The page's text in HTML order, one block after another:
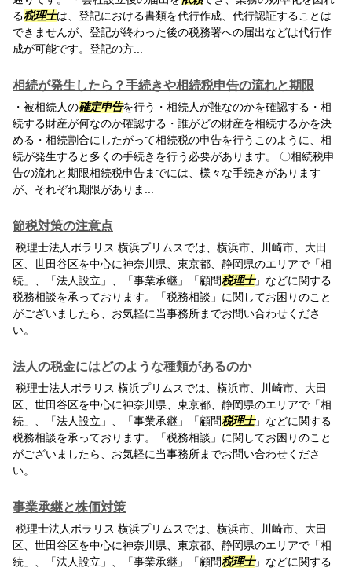
る税理士は、登記における書類を代行作成、代行認証することは
できませんが、登記が終わった後の税務署への届出などは代行作
成が可能です。登記の方...
相続が発生したら？手続きや相続税申告の流れと期限
・被相続人の確定申告を行う・相続人が誰なのかを確認する・相
続する財産が何なのか確認する・誰がどの財産を相続するかを決
める・相続割合にしたがって相続税の申告を行うこのように、相
続が発生すると多くの手続きを行う必要があります。 〇相続税申
告の流れと期限相続税申告までには、様々な手続きがあります
が、それぞれ期限がありま...
節税対策の注意点
税理士法人ポラリス 横浜プリムスでは、横浜市、川崎市、大田
区、世田谷区を中心に神奈川県、東京都、静岡県のエリアで「相
続」、「法人設立」、「事業承継」「顧問税理士」などに関する
税務相談を承っております。「税務相談」に関してお困りのこと
がございましたら、お気軽に当事務所までお問い合わせくださ
い。
法人の税金にはどのような種類があるのか
税理士法人ポラリス 横浜プリムスでは、横浜市、川崎市、大田
区、世田谷区を中心に神奈川県、東京都、静岡県のエリアで「相
続」、「法人設立」、「事業承継」「顧問税理士」などに関する
税務相談を承っております。「税務相談」に関してお困りのこと
がございましたら、お気軽に当事務所までお問い合わせくださ
い。
事業承継と株価対策
税理士法人ポラリス 横浜プリムスでは、横浜市、川崎市、大田
区、世田谷区を中心に神奈川県、東京都、静岡県のエリアで「相
続」、「法人設立」、「事業承継」「顧問税理士」などに関する